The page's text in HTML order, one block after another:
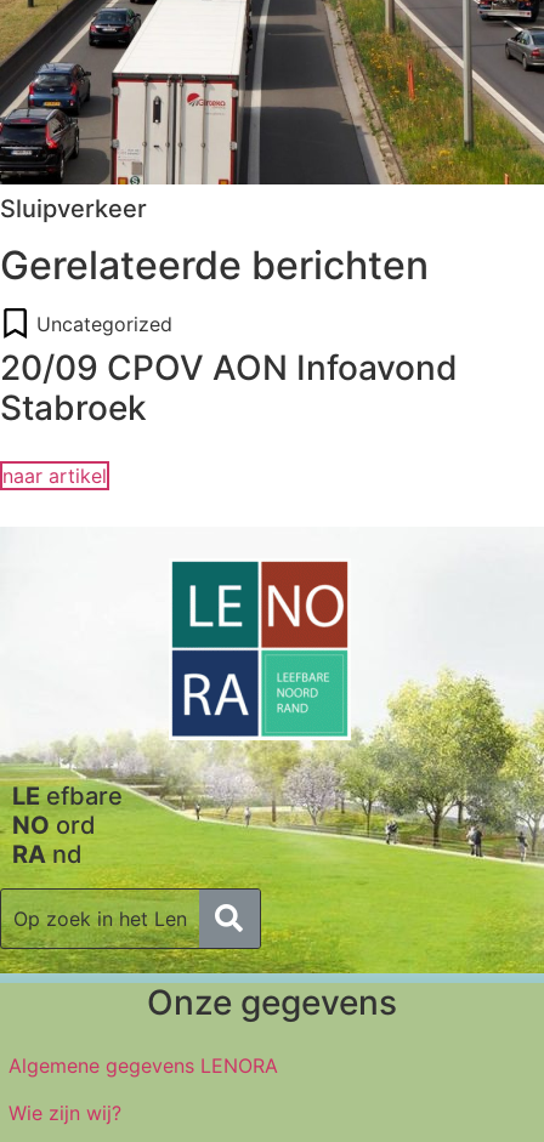
Sluipverkeer
Gerelateerde berichten
Uncategorized
20/09 CPOV AON Infoavond
Stabroek
naar artikel
LEefbare
NOord
RAnd
Onze gegevens
Algemene gegevens LENORA
Wie zijn wij?